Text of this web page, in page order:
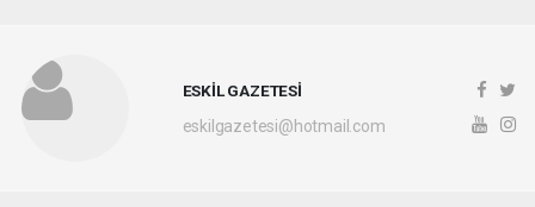
ESKİL GAZETESİ
eskilgazetesi@hotmail.com